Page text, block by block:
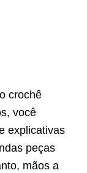
crochê
você
explicativas
peças
mãos a